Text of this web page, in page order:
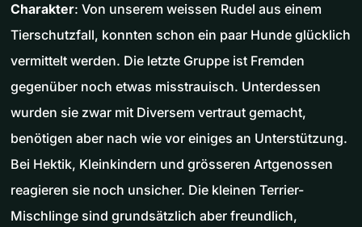
Charakter: Von unserem weissen Rudel aus einem
Tierschutzfall, konnten schon ein paar Hunde glücklich
vermittelt werden. Die letzte Gruppe ist Fremden
gegenüber noch etwas misstrauisch. Unterdessen
wurden sie zwar mit Diversem vertraut gemacht,
benötigen aber nach wie vor einiges an Unterstützung.
Bei Hektik, Kleinkindern und grösseren Artgenossen
reagieren sie noch unsicher. Die kleinen Terrier-
Mischlinge sind grundsätzlich aber freundlich,